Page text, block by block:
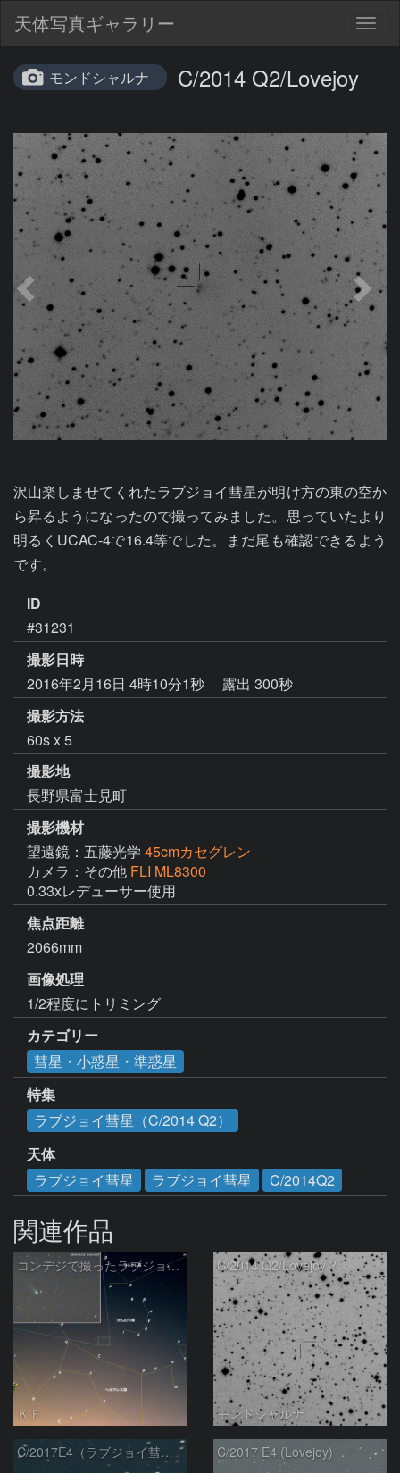
天体写真ギャラリー
モンドシャルナ C/2014 Q2/Lovejoy
沢山楽しませてくれたラブジョイ彗星が明け方の東の空か
ら昇るようになったので撮ってみました。思っていたより
明るくUCAC-4で16.4等でした。まだ尾も確認できるよう
です。
ID
#31231
撮影日時
2016年2月16日 4時10分1秒
露出 300秒
撮影方法
60s x 5
撮影地
長野県富士見町
撮影機材
望遠鏡：五藤光学 45cmカセグレン
カメラ：その他 FLI ML8300
0.33xレデューサー使用
焦点距離
2066mm
画像処理
1/2程度にトリミング
カテゴリー
彗星・小惑星・準惑星
特集
ラブジョイ彗星（C/2014 Q2）
天体
ラブジョイ彗星
ラブジョイ彗星 C/2014Q2
関連作品
コンデジで撮ったラブジョイ彗星（3）
ＫＦ
C/2014 Q2/Lovejoy ?
モンドシャルナ
C/2017E4（ラブジョイ彗星） C/2017 E4 (Lovejoy)